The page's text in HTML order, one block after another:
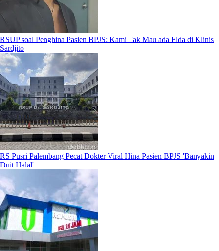
RSUP soal Penghina Pasien BPJS: Kami Tak Mau ada Elda di Klinis
Sardjito
RS Pusri Palembang Pecat Dokter Viral Hina Pasien BPJS 'Banyakin
Duit Halal'